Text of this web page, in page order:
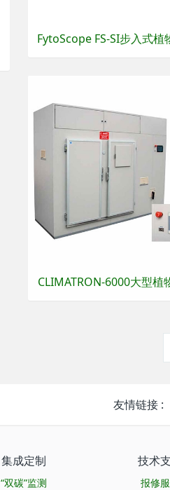
FytoScope FS-SI步入式植
CLIMATRON-6000大型植
友情链接 :
集成定制
“双碳”监测
技术
报修